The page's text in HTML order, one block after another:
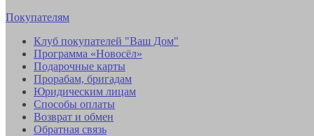
Покупателям
Клуб покупателей "Ваш Дом"
Программа «Новосёл»
Подарочные карты
Прорабам, бригадам
Юридическим лицам
Способы оплаты
Возврат и обмен
Обратная связь